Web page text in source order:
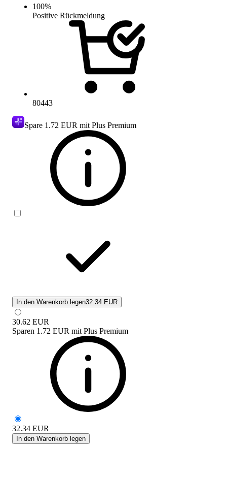
100%
Positive Rückmeldung
80443
Spare 1.72 EUR mit Plus Premium
In den Warenkorb legen32.34 EUR
30.62 EUR
Sparen 1.72 EUR mit Plus Premium
32.34 EUR
In den Warenkorb legen